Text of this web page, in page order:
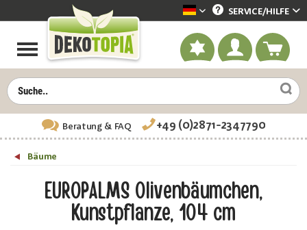
Dekotopia deutsch
SERVICE/HILFE
Beratung& FAQ +49 (0)2871-2347790
Bäume
EUROPALMS Olivenbäumchen,
Kunstpflanze, 104 cm